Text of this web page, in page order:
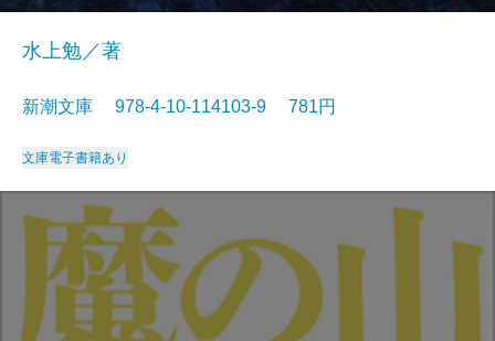
水上勉／著
新潮文庫 978-4-10-114103-9 781円
文庫電子書籍あり